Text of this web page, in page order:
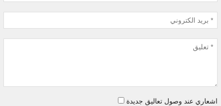
اشعاري عند وصول تعاليق جديدة